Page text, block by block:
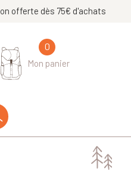
offerte dès 75€ d'achats
Mon panier
0